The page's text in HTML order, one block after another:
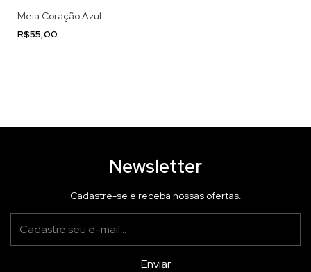
Meia Coração Azul
R$55,00
Newsletter
Cadastre-se e receba nossas ofertas.